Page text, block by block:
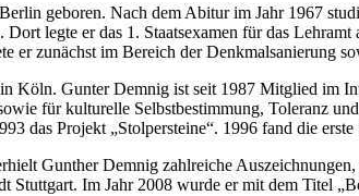
geboren. Nach dem Abitur im Jahr 1967
Dort legte er das 1. Staatsexamen für das
er zunächst im Bereich der Denkmalsanierung
Köln. Gunter Demnig ist seit 1987 Mitglied im
für kulturelle Selbstbestimmung, Toleranz
das Projekt „Stolpersteine“. 1996 fand die
Gunther Demnig zahlreiche
Stuttgart. Im Jahr 2008 wurde er mit dem Titel